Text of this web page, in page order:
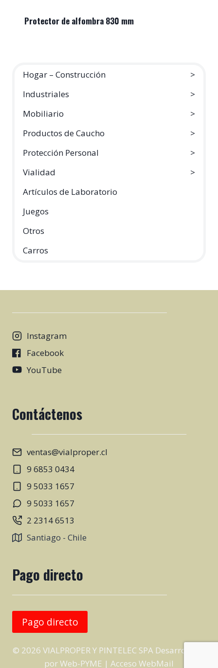
Protector de alfombra 830 mm
Hogar – Construcción
Industriales
Mobiliario
Productos de Caucho
Protección Personal
Vialidad
Artículos de Laboratorio
Juegos
Otros
Carros
Instagram
Facebook
YouTube
Contáctenos
ventas@vialproper.cl
9 6853 0434
9 5033 1657
9 5033 1657
2 2314 6513
Santiago - Chile
Pago directo
Pago directo
© 2026 VIALPROPER Y PINTELEC SPA Desarrollado
porWeb-PYME | Acceso WebMail